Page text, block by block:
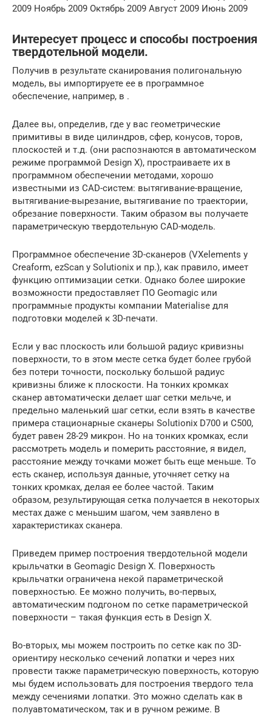
2009 Ноябрь 2009 Октябрь 2009 Август 2009 Июнь 2009
Интересует процесс и способы построения
твердотельной модели.
Получив в результате сканирования полигональную
модель, вы импортируете ее в программное
обеспечение, например, в .
Далее вы, определив, где у вас геометрические
примитивы в виде цилиндров, сфер, конусов, торов,
плоскостей и т.д. (они распознаются в автоматическом
режиме программой Design X), простраиваете их в
программном обеспечении методами, хорошо
известными из CAD-систем: вытягивание-вращение,
вытягивание-вырезание, вытягивание по траектории,
обрезание поверхности. Таким образом вы получаете
параметрическую твердотельную CAD-модель.
Программное обеспечение 3D-сканеров (VXelements у
Creaform, ezScan у Solutionix и пр.), как правило, имеет
функцию оптимизации сетки. Однако более широкие
возможности предоставляет ПО Geomagic или
программные продукты компании Materialise для
подготовки моделей к 3D-печати.
Если у вас плоскость или большой радиус кривизны
поверхности, то в этом месте сетка будет более грубой
без потери точности, поскольку большой радиус
кривизны ближе к плоскости. На тонких кромках
сканер автоматически делает шаг сетки мельче, и
предельно маленький шаг сетки, если взять в качестве
примера стационарные сканеры Solutionix D700 и C500,
будет равен 28-29 микрон. Но на тонких кромках, если
рассмотреть модель и померить расстояние, я видел,
расстояние между точками может быть еще меньше. То
есть сканер, используя данные, уточняет сетку на
тонких кромках, делая ее более частой. Таким
образом, результирующая сетка получается в некоторых
местах даже с меньшим шагом, чем заявлено в
характеристиках сканера.
Приведем пример построения твердотельной модели
крыльчатки в Geomagic Design X. Поверхность
крыльчатки ограничена некой параметрической
поверхностью. Ее можно получить, во-первых,
автоматическим подгоном по сетке параметрической
поверхности – такая функция есть в Design X.
Во-вторых, мы можем построить по сетке как по 3D-
ориентиру несколько сечений лопатки и через них
провести также параметрическую поверхность, которую
мы будем использовать для построения твердого тела
между сечениями лопатки. Это можно сделать как в
полуавтоматическом, так и в ручном режиме. В